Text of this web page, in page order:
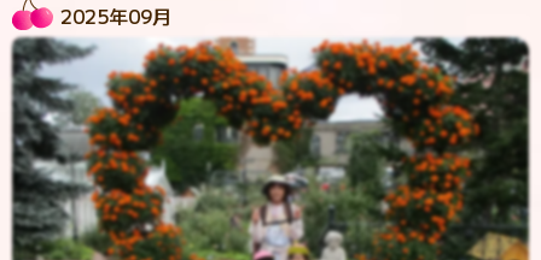
2025年09月